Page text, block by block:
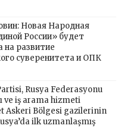
Новая Народная
России» будет
на развитие
суверенитета и ОПК
Rusya Federasyonu
ve iş arama hizmeti
Askeri Bölgesi gazilerinin
ilk uzmanlaşmış